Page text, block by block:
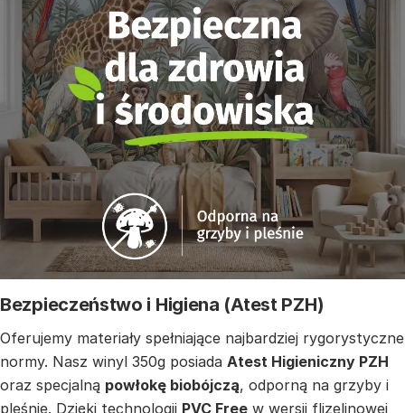
Bezpieczeństwo i Higiena (Atest PZH)
Oferujemy materiały spełniające najbardziej rygorystyczne
normy. Nasz winyl 350g posiada Atest Higieniczny PZH
oraz specjalną powłokę biobójczą, odporną na grzyby i
pleśnie. Dzięki technologii PVC Free w wersji flizelinowej